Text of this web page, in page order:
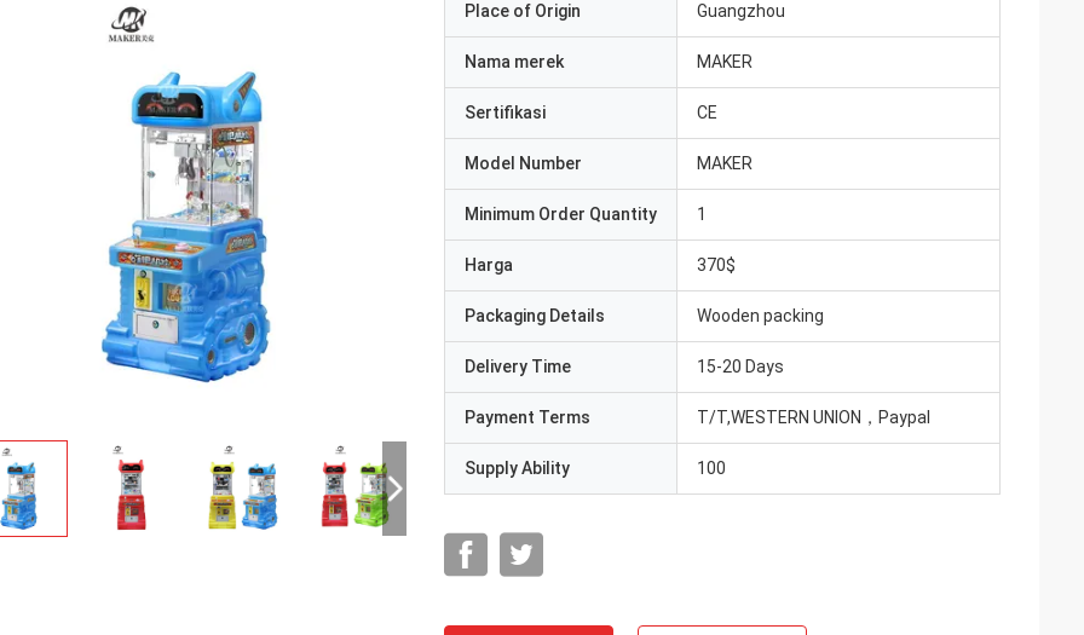
Place of Origin Guangzhou
Nama merek MAKER
Sertifikasi CE
Model Number MAKER
Minimum Order Quantity 1
Harga 370$
Packaging Details Wooden packing
Delivery Time 15-20 Days
Payment Terms T/T,WESTERN UNION，Paypal
Supply Ability 100